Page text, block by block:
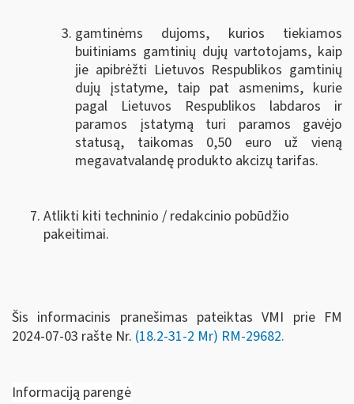
gamtinėms dujoms, kurios tiekiamos
buitiniams gamtinių dujų vartotojams, kaip
jie apibrėžti Lietuvos Respublikos gamtinių
dujų įstatyme, taip pat asmenims, kurie
pagal Lietuvos Respublikos labdaros ir
paramos įstatymą turi paramos gavėjo
statusą, taikomas 0,50 euro už vieną
megavatvalandę produkto akcizų tarifas.
Atlikti kiti techninio / redakcinio pobūdžio
pakeitimai.
Šis informacinis pranešimas pateiktas VMI prie FM
2024-07-03 rašte Nr. (18.2-31-2 Mr) RM-29682.
Informaciją parengė